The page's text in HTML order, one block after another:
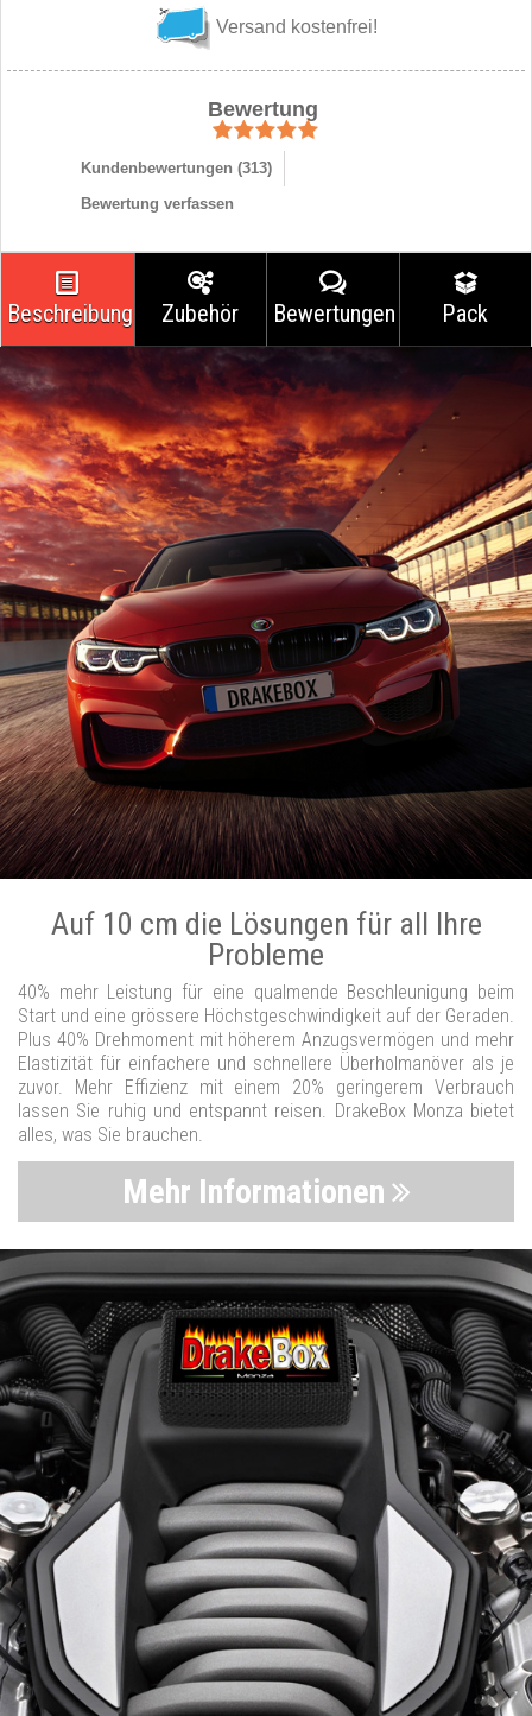
Versand kostenfrei!
Bewertung
Kundenbewertungen (313)
Bewertung verfassen
Beschreibung Zubehör Bewertungen Pack
Auf 10 cm die Lösungen für all Ihre
Probleme
40% mehr Leistung für eine qualmende Beschleunigung beim
Start und eine grössere Höchstgeschwindigkeit auf der Geraden.
Plus 40% Drehmoment mit höherem Anzugsvermögen und mehr
Elastizität für einfachere und schnellere Überholmanöver als je
zuvor. Mehr Effizienz mit einem 20% geringerem Verbrauch
lassen Sie ruhig und entspannt reisen. DrakeBox Monza bietet
alles, was Sie brauchen.
Mehr Informationen